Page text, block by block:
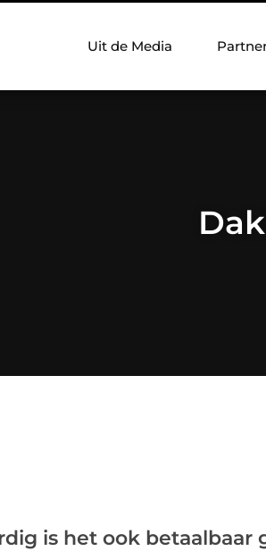
Uit de Media
is het ook betaalbaar